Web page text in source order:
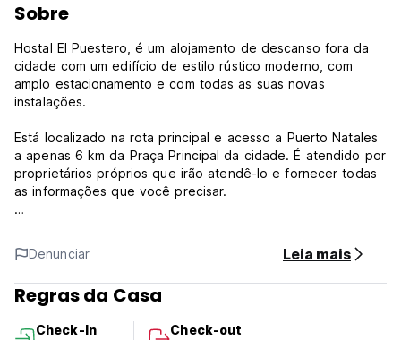
Sobre
Hostal El Puestero, é um alojamento de descanso fora da
cidade com um edifício de estilo rústico moderno, com
amplo estacionamento e com todas as suas novas
instalações.
Está localizado na rota principal e acesso a Puerto Natales
a apenas 6 km da Praça Principal da cidade. É atendido por
proprietários próprios que irão atendê-lo e fornecer todas
as informações que você precisar.
aquecimento central. Por favor, entre em contato com a
propriedade para informar se você deseja uma cama de
casal ou um quarto com 2 camas de solteiro.
Denunciar Leia mais
Regras da Casa
Check-In
Check-out